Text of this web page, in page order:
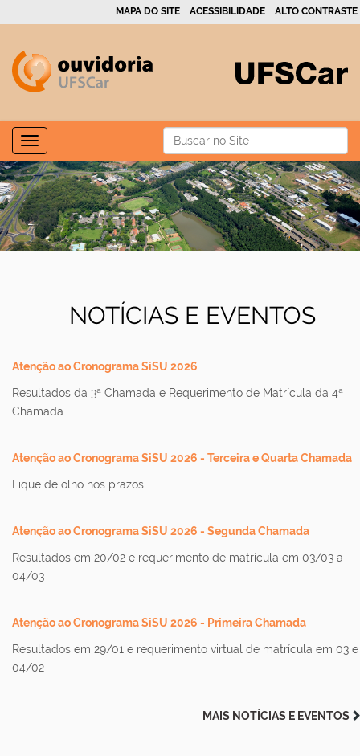
Busca
Busca Avançada…
MAPA DO SITE ACESSIBILIDADE ALTO CONTRASTE
v
e
g
a
Toggle navigation
NOTÍCIAS E EVENTOS
Atenção ao Cronograma SiSU 2026
Resultados da 3ª Chamada e Requerimento de Matrícula da 4ª
Chamada
Atenção ao Cronograma SiSU 2026 - Terceira e Quarta Chamada
Fique de olho nos prazos
Atenção ao Cronograma SiSU 2026 - Segunda Chamada
Resultados em 20/02 e requerimento de matrícula em 03/03 a
04/03
Atenção ao Cronograma SiSU 2026 - Primeira Chamada
Resultados em 29/01 e requerimento virtual de matrícula em 03 e
04/02
MAIS NOTÍCIAS E EVENTOS